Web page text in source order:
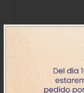
Mesa tenis
Precio
1227.30€